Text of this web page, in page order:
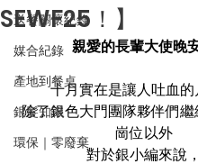
送餐關懷紀錄
媒合紀錄
產地到餐桌
銀髮知識
環保｜零廢棄
SEWF25！】
親愛的長輩大使晚
十月實在是讓人吐血的
除了銀色大門團隊夥伴們
崗位以外
對於銀小編來說，